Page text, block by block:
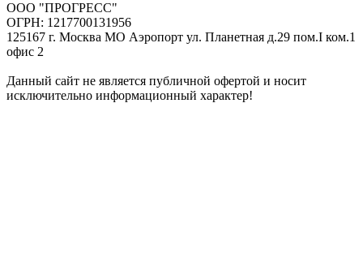
ООО "ПРОГРЕСС"
ОГРН: 1217700131956
125167 г. Москва МО Аэропорт ул. Планетная д.29 пом.I ком.1
офис 2
Данный сайт не является публичной офертой и носит
исключительно информационный характер!